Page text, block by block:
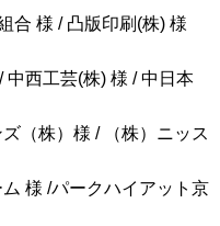
合 様 / 凸版印刷(株) 様
中西工芸(株) 様 / 中日本
（株）様 / （株）ニッス
様 /パークハイアット京